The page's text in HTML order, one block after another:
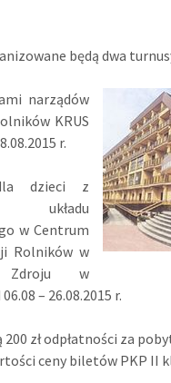
będą dwa
narządów
KRUS
r.
dzieci z
układu
w Centrum
Rolników w
Zdroju w
– 26.08.2015 r.
zł odpłatności za
ceny biletów PKP II